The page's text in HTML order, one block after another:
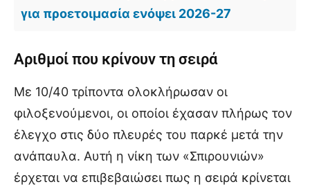
για προετοιμασία ενόψει 2026-27
Αριθμοί που κρίνουν τη σειρά
Με 10/40 τρίποντα ολοκλήρωσαν οι
φιλοξενούμενοι, οι οποίοι έχασαν πλήρως τον
έλεγχο στις δύο πλευρές του παρκέ μετά την
ανάπαυλα. Αυτή η νίκη των «Σπιρουνιών»
έρχεται να επιβεβαιώσει πως η σειρά κρίνεται